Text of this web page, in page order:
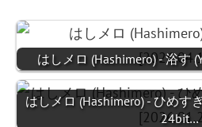
はしメロ (Hashimero) - 浴す
はしメロ (Hashimero) - ひめす
24bit…